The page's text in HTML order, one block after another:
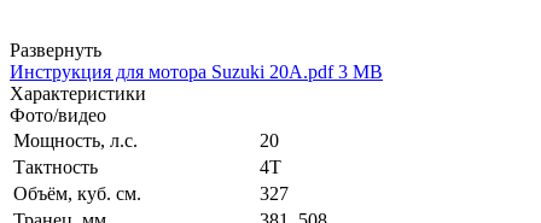
Развернуть
Инструкция для мотора Suzuki 20A.pdf 3 MB
Характеристики
Фото/видео
Мощность, л.с.
20
Тактность
4Т
Объём, куб. см.
327